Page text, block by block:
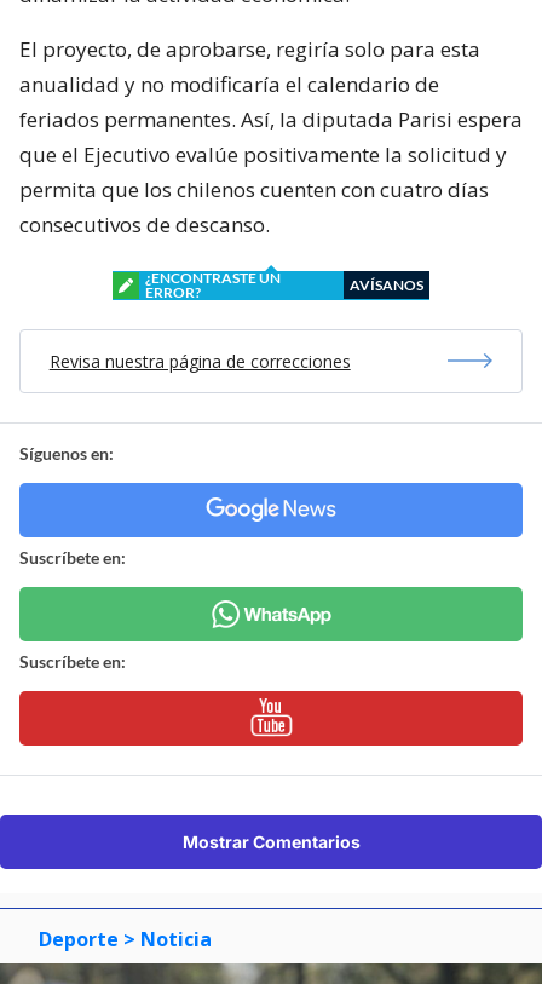
El proyecto, de aprobarse, regiría solo para esta
anualidad y no modificaría el calendario de
feriados permanentes. Así, la diputada Parisi espera
que el Ejecutivo evalúe positivamente la solicitud y
permita que los chilenos cuenten con cuatro días
consecutivos de descanso.
¿ENCONTRASTE UN
ERROR?
AVÍSANOS
Revisa nuestra página de correcciones
Síguenos en:
Suscríbete en:
Suscríbete en:
Mostrar Comentarios
Deporte > Noticia